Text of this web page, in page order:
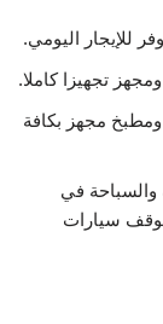
للإيجار اليومي.
مجهز بكافة
والسباحة في
سيارات